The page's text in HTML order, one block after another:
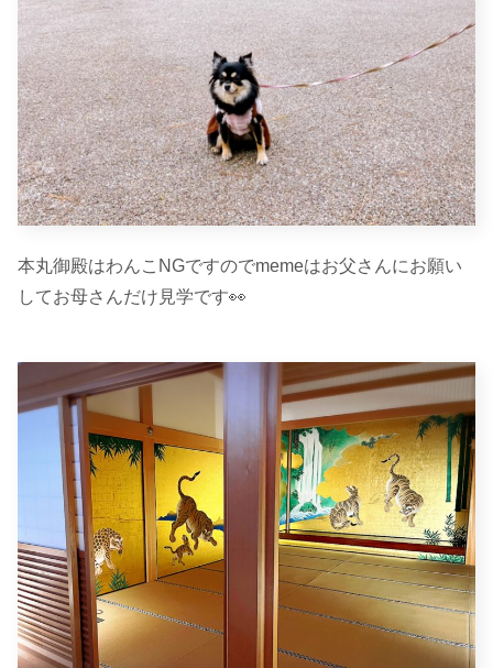
本丸御殿はわんこNGですのでmemeはお父さんにお願い
してお母さんだけ見学です👀